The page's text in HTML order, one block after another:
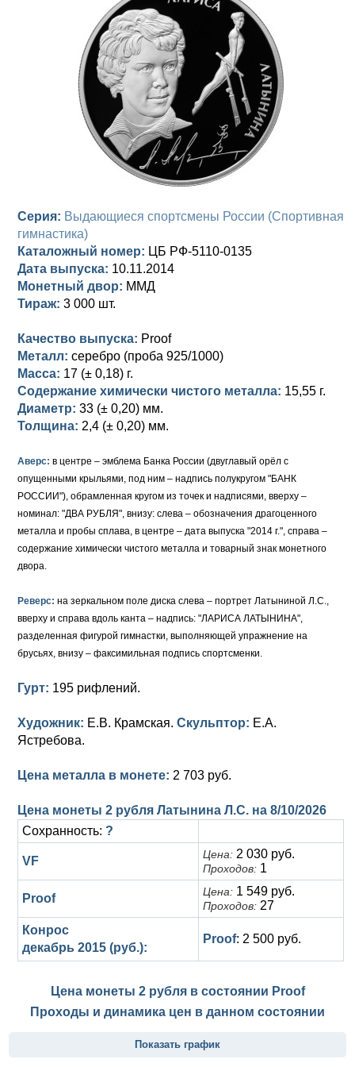
Памятные и донативные
Сибирские монеты
Для Молдавии и Валахии
Таврические монеты
Для Пруссии
Ливонезы
Альбертусталер
Анна Иоанновна (1730-1740)
Петр II (1727-1730)
Екатерина I (1725-1727)
Петр I (1682-1725)
Медь
Для Речи Посполитой
Серия: Выдающиеся спортсмены России (Спортивная
гимнастика)
Каталожный номер: ЦБ РФ-5110-0135
Дата выпуска: 10.11.2014
Монетный двор: ММД
Тираж: 3 000 шт.
Качество выпуска: Proof
Металл: серебро (проба 925/1000)
Масса: 17 (± 0,18) г.
Содержание химически чистого металла: 15,55 г.
Диаметр: 33 (± 0,20) мм.
Толщина: 2,4 (± 0,20) мм.
Аверс: в центре – эмблема Банка России (двуглавый орёл с
опущенными крыльями, под ним – надпись полукругом "БАНК
РОССИИ"), обрамленная кругом из точек и надписями, вверху –
номинал: "ДВА РУБЛЯ", внизу: слева – обозначения драгоценного
металла и пробы сплава, в центре – дата выпуска "2014 г.", справа –
содержание химически чистого металла и товарный знак монетного
двора.
Реверс: на зеркальном поле диска слева – портрет Латыниной Л.С.,
вверху и справа вдоль канта – надпись: "ЛАРИСА ЛАТЫНИНА",
разделенная фигурой гимнастки, выполняющей упражнение на
брусьях, внизу – факсимильная подпись спортсменки.
Гурт: 195 рифлений.
Художник: Е.В. Крамская. Скульптор: Е.А.
Ястребова.
Цена металла в монете: 2 703 руб.
Цена монеты 2 рубля Латынина Л.С. на 8/10/2026
Сохранность: ?
VF Цена: 2 030 руб.
Проходов: 1
Proof Цена: 1 549 руб.
Проходов: 27
Конрос
декабрь 2015 (руб.):
Proof: 2 500 руб.
Цена монеты 2 рубля в состоянии Proof
Проходы и динамика цен в данном состоянии
Показать график